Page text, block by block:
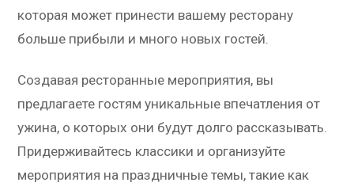
которая может принести вашему ресторану
больше прибыли и много новых гостей.
Создавая ресторанные мероприятия, вы
предлагаете гостям уникальные впечатления от
ужина, о которых они будут долго рассказывать.
Придерживайтесь классики и организуйте
мероприятия на праздничные темы, такие как